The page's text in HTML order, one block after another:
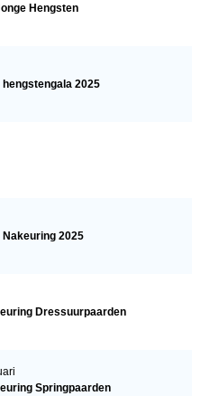
Hengsten
2025
Nakeuring 2025
Dressuurpaarden
Springpaarden